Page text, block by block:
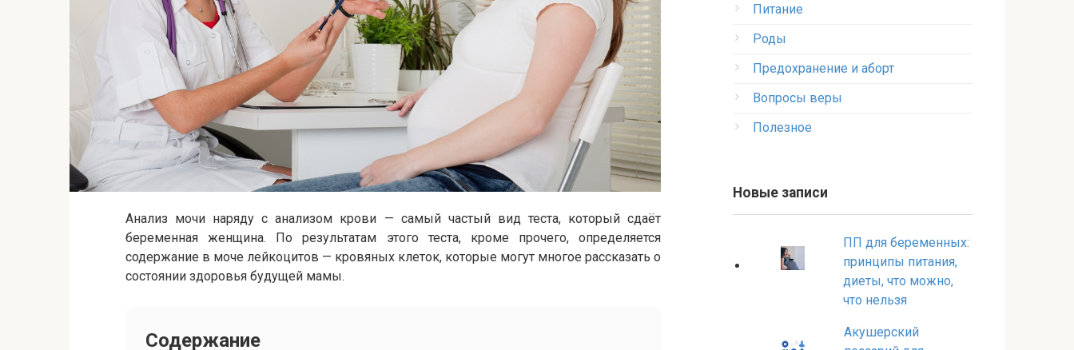
Анализ мочи наряду с анализом крови — самый частый вид теста, который сдаёт
беременная женщина. По результатам этого теста, кроме прочего, определяется
содержание в моче лейкоцитов — кровяных клеток, которые могут многое рассказать о
состоянии здоровья будущей мамы.
Содержание
Питание
Роды
Предохранение и аборт
Вопросы веры
Полезное
Новые записи
ПП для беременных:
принципы питания,
диеты, что можно,
что нельзя
Акушерский